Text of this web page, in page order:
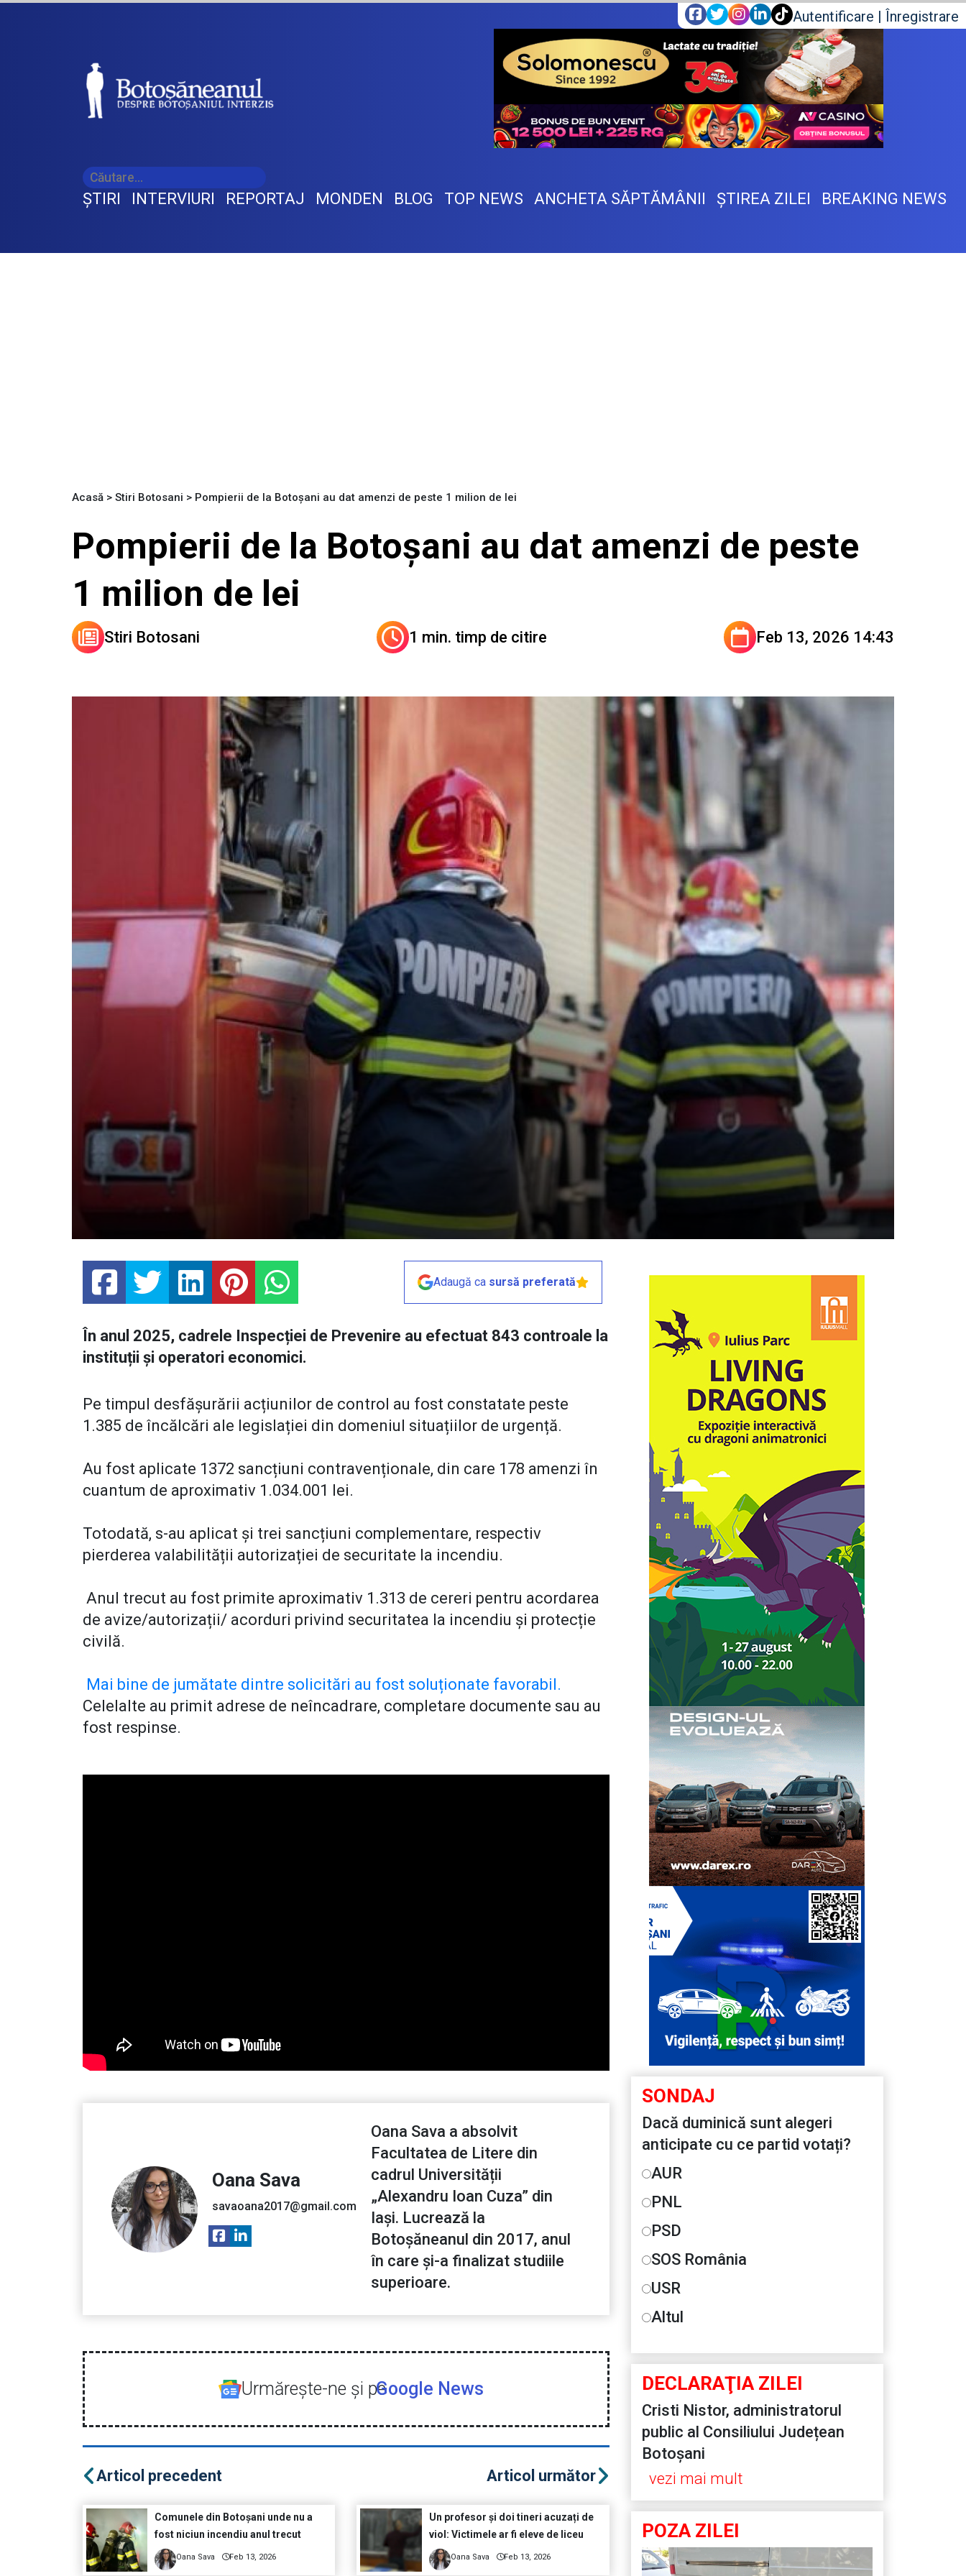
Autentificare | Înregistrare
ŞTIRI INTERVIURI REPORTAJ MONDEN BLOG TOP NEWS ANCHETA SĂPTĂMÂNII ŞTIREA ZILEI BREAKING NEWS
Acasă > Stiri Botosani > Pompierii de la Botoșani au dat amenzi de peste 1 milion de lei
Pompierii de la Botoșani au dat amenzi de peste
1 milion de lei
Stiri Botosani 1 min. timp de citire Feb 13, 2026 14:43
Adaugă ca sursă preferată
În anul 2025, cadrele Inspecției de Prevenire au efectuat 843 controale la
instituții și operatori economici.
Pe timpul desfășurării acțiunilor de control au fost constatate peste
1.385 de încălcări ale legislației din domeniul situațiilor de urgență.
Au fost aplicate 1372 sancțiuni contravenționale, din care 178 amenzi în
cuantum de aproximativ 1.034.001 lei.
Totodată, s-au aplicat și trei sancțiuni complementare, respectiv
pierderea valabilității autorizației de securitate la incendiu.
Anul trecut au fost primite aproximativ 1.313 de cereri pentru acordarea
de avize/autorizații/ acorduri privind securitatea la incendiu și protecție
civilă.
Mai bine de jumătate dintre solicitări au fost soluționate favorabil.
Celelalte au primit adrese de neîncadrare, completare documente sau au
fost respinse.
Oana Sava
savaoana2017@gmail.com
Oana Sava a absolvit
Facultatea de Litere din
cadrul Universității
„Alexandru Ioan Cuza” din
Iași. Lucrează la
Botoșăneanul din 2017, anul
în care și-a finalizat studiile
superioare.
Urmăreşte-ne şi peGoogle News
Articol precedent
Comunele din Botoșani unde nu a
fost niciun incendiu anul trecut
Oana Sava Feb 13, 2026
Articol următor
Un profesor și doi tineri acuzați de
viol: Victimele ar fi eleve de liceu
Oana Sava Feb 13, 2026
SONDAJ
Dacă duminică sunt alegeri
anticipate cu ce partid votați?
AUR
PNL
PSD
SOS România
USR
Altul
DECLARAŢIA ZILEI
Cristi Nistor, administratorul
public al Consiliului Județean
Botoșani
vezi mai mult
POZA ZILEI